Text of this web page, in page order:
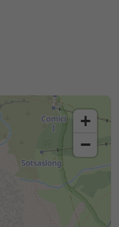
+
−